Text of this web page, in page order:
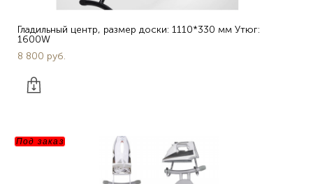
Гладильный центр, размер доски: 1110*330 мм Утюг:
1600W
8 800 pуб.
Под заказ